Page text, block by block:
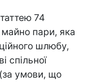
74
пари, яка
шлюбу,
спільної
(за умови, що